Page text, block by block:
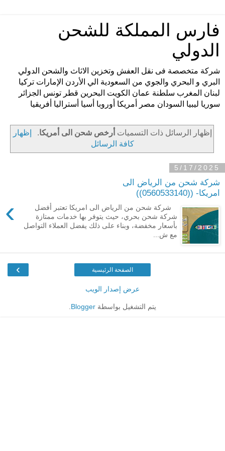
فارس المملكة للشحن
الدولي
شركة متخصصة فى نقل العفش وتخزين الاثاث والشحن الدولي
البري و البحري والجوي من السعودية الي الأردن الإمارات تركيا
لبنان المغرب سلطنة عمان الكويت البحرين قطر تونس الجزائر
سوريا ليبيا السودان مصر أمريكا أوروبا أسيا أستراليا أفريقيا
‏إظهار الرسائل ذات التسميات أرخص شحن الى أمريكا.
إظهار
كافة الرسائل
5/17/2025
شركة شحن من الرياض الى
امريكا- ((0560533140))
›
شركة شحن من الرياض الى امريكا تعتبر أفضل
شركة شحن بحري، حيث يتوفر بها خدمات ممتازة
بأسعار مخفضة، وبناء على ذلك يفضل العملاء التواصل
مع ش...
› الصفحة الرئيسية
عرض إصدار الويب
يتم التشغيل بواسطة Blogger